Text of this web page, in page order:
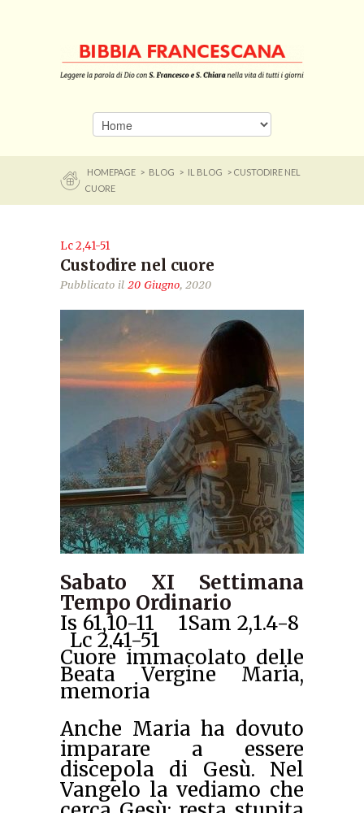
HOMEPAGE > BLOG > IL BLOG
> CUSTODIRE NEL
CUORE
Lc 2,41-51
Custodire nel cuore
Pubblicato il 20 Giugno, 2020
Sabato XI Settimana
Tempo Ordinario
Is 61,10-11 1Sam 2,1.4-8
Lc 2,41-51
Cuore immacolato delle
Beata Vergine Maria,
memoria
Anche Maria ha dovuto
imparare a essere
discepola di Gesù. Nel
Vangelo la vediamo che